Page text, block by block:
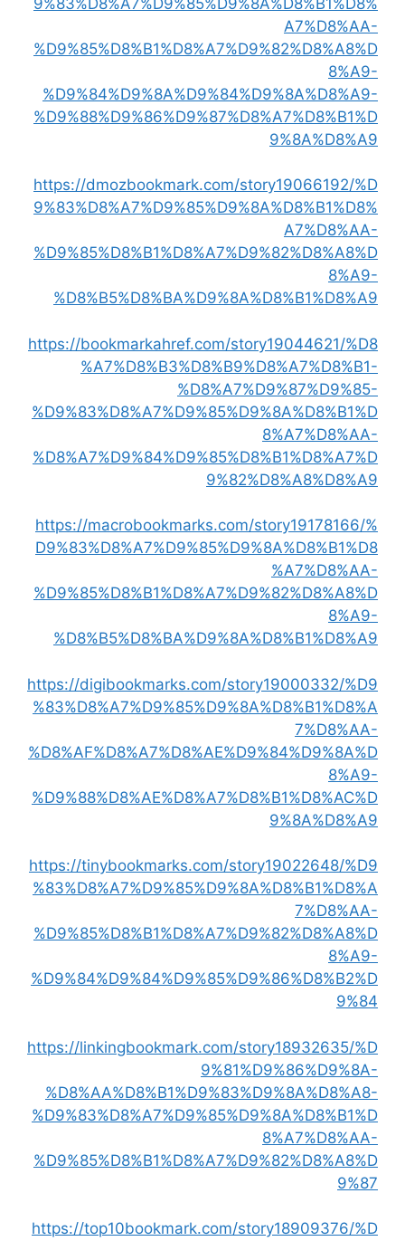
A7%D8%AA-
%D9%85%D8%B1%D8%A7%D9%82%D8%A8%D
8%A9-
%D9%84%D9%8A%D9%84%D9%8A%D8%A9-
%D9%88%D9%86%D9%87%D8%A7%D8%B1%D
9%8A%D8%A9
https://dmozbookmark.com/story19066192/%D
9%83%D8%A7%D9%85%D9%8A%D8%B1%D8%
A7%D8%AA-
%D9%85%D8%B1%D8%A7%D9%82%D8%A8%D
8%A9-
%D8%B5%D8%BA%D9%8A%D8%B1%D8%A9
https://bookmarkahref.com/story19044621/%D8
%A7%D8%B3%D8%B9%D8%A7%D8%B1-
%D8%A7%D9%87%D9%85-
%D9%83%D8%A7%D9%85%D9%8A%D8%B1%D
8%A7%D8%AA-
%D8%A7%D9%84%D9%85%D8%B1%D8%A7%D
9%82%D8%A8%D8%A9
https://macrobookmarks.com/story19178166/%
D9%83%D8%A7%D9%85%D9%8A%D8%B1%D8
%A7%D8%AA-
%D9%85%D8%B1%D8%A7%D9%82%D8%A8%D
8%A9-
%D8%B5%D8%BA%D9%8A%D8%B1%D8%A9
https://digibookmarks.com/story19000332/%D9
%83%D8%A7%D9%85%D9%8A%D8%B1%D8%A
7%D8%AA-
%D8%AF%D8%A7%D8%AE%D9%84%D9%8A%D
8%A9-
%D9%88%D8%AE%D8%A7%D8%B1%D8%AC%D
9%8A%D8%A9
https://tinybookmarks.com/story19022648/%D9
%83%D8%A7%D9%85%D9%8A%D8%B1%D8%A
7%D8%AA-
%D9%85%D8%B1%D8%A7%D9%82%D8%A8%D
8%A9-
%D9%84%D9%84%D9%85%D9%86%D8%B2%D
9%84
https://linkingbookmark.com/story18932635/%D
9%81%D9%86%D9%8A-
%D8%AA%D8%B1%D9%83%D9%8A%D8%A8-
%D9%83%D8%A7%D9%85%D9%8A%D8%B1%D
8%A7%D8%AA-
%D9%85%D8%B1%D8%A7%D9%82%D8%A8%D
9%87
https://top10bookmark.com/story18909376/%D